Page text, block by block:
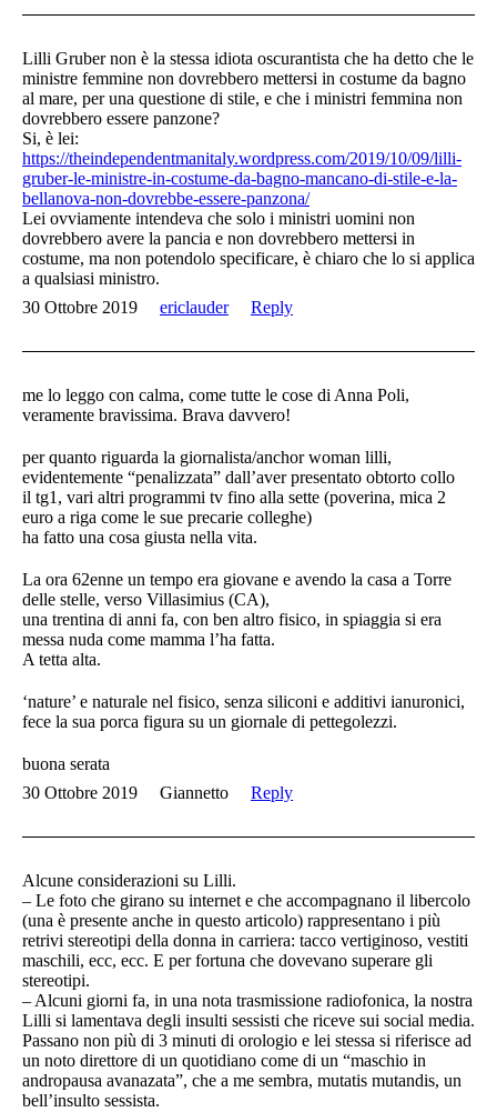
Lilli Gruber non è la stessa idiota oscurantista che ha detto che le
ministre femmine non dovrebbero mettersi in costume da bagno
al mare, per una questione di stile, e che i ministri femmina non
dovrebbero essere panzone?
Si, è lei:
https://theindependentmanitaly.wordpress.com/2019/10/09/lilli-
gruber-le-ministre-in-costume-da-bagno-mancano-di-stile-e-la-
bellanova-non-dovrebbe-essere-panzona/
Lei ovviamente intendeva che solo i ministri uomini non
dovrebbero avere la pancia e non dovrebbero mettersi in
costume, ma non potendolo specificare, è chiaro che lo si applica
a qualsiasi ministro.
30 Ottobre 2019
ericlauder Reply
me lo leggo con calma, come tutte le cose di Anna Poli,
veramente bravissima. Brava davvero!
per quanto riguarda la giornalista/anchor woman lilli,
evidentemente “penalizzata” dall’aver presentato obtorto collo
il tg1, vari altri programmi tv fino alla sette (poverina, mica 2
euro a riga come le sue precarie colleghe)
ha fatto una cosa giusta nella vita.
La ora 62enne un tempo era giovane e avendo la casa a Torre
delle stelle, verso Villasimius (CA),
una trentina di anni fa, con ben altro fisico, in spiaggia si era
messa nuda come mamma l’ha fatta.
A tetta alta.
‘nature’ e naturale nel fisico, senza siliconi e additivi ianuronici,
fece la sua porca figura su un giornale di pettegolezzi.
buona serata
30 Ottobre 2019
Giannetto Reply
Alcune considerazioni su Lilli.
– Le foto che girano su internet e che accompagnano il libercolo
(una è presente anche in questo articolo) rappresentano i più
retrivi stereotipi della donna in carriera: tacco vertiginoso, vestiti
maschili, ecc, ecc. E per fortuna che dovevano superare gli
stereotipi.
– Alcuni giorni fa, in una nota trasmissione radiofonica, la nostra
Lilli si lamentava degli insulti sessisti che riceve sui social media.
Passano non più di 3 minuti di orologio e lei stessa si riferisce ad
un noto direttore di un quotidiano come di un “maschio in
andropausa avanazata”, che a me sembra, mutatis mutandis, un
bell’insulto sessista.